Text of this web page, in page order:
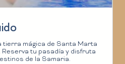
tierra mágica de Santa Marta
Reserva tu pasadía y disfruta
de la Samaria.